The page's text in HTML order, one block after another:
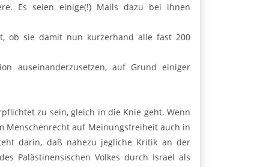
Es seien einige(!) Mails dazu bei ihnen
ob sie damit nun kurzerhand alle fast 200
auseinanderzusetzen, auf Grund einiger
zu sein, gleich in die Knie geht. Wenn
Menschenrecht auf Meinungsfreiheit auch in
darin, daß nahezu jegliche Kritik an der
Palästinensischen Volkes durch Israel als